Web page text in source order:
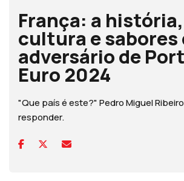
França: a história,
cultura e sabores
adversário de
Euro 2024
"Que país é este?" Pedro Miguel
responder.